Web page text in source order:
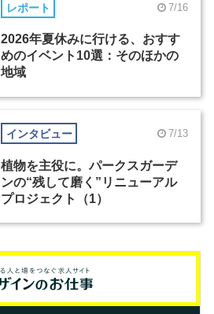
レポート 7/16
2026年夏休みに行ける、おすす
めのイベント10選：そのほかの
地域
インタビュー 7/13
植物を主役に。パークスガーデ
ンの“残して磨く”リニューアル
プロジェクト（1）